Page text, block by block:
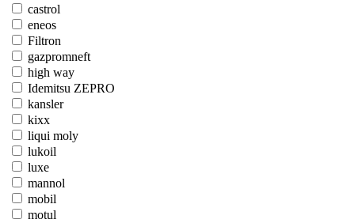
castrol
eneos
Filtron
gazpromneft
high way
Idemitsu ZEPRO
kansler
kixx
liqui moly
lukoil
luxe
mannol
mobil
motul